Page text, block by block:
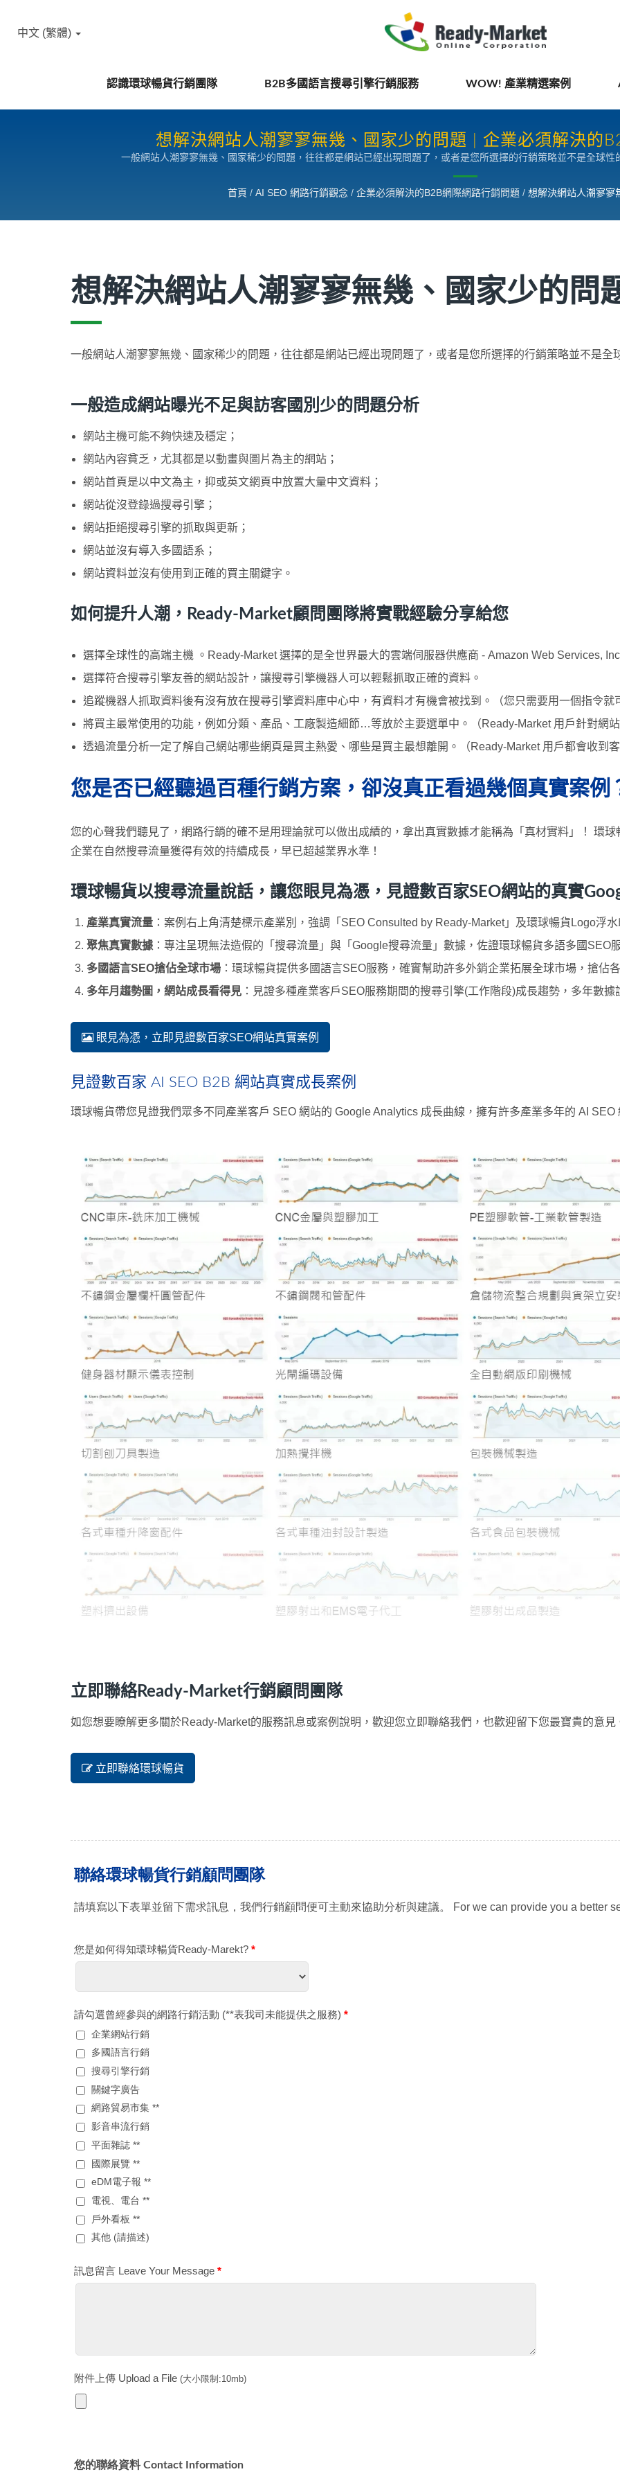
認識環球暢貨行銷團隊 B2B多國語言搜尋引擎行銷服務 WOW! 產業精選案例
中文 (繁體)
想解決網站人潮寥寥無幾、國家少的問題 | 企業必須解決的
一般網站人潮寥寥無幾、國家稀少的問題，往往都是網站已經出現問題了，或者是您所選擇的行銷策略並不是全球
首頁 / AI SEO 網路行銷觀念 / 企業必須解決的B2B網際網路行銷問題 / 想解決網站人潮寥寥
想解決網站人潮寥寥無幾、國家少的問
一般網站人潮寥寥無幾、國家稀少的問題，往往都是網站已經出現問題了，或者是您所選擇的行銷策略並不是
一般造成網站曝光不足與訪客國別少的問題分析
網站主機可能不夠快速及穩定；
網站內容貧乏，尤其都是以動畫與圖片為主的網站；
網站首頁是以中文為主，抑或英文網頁中放置大量中文資料；
網站從沒登錄過搜尋引擎；
網站拒絕搜尋引擎的抓取與更新；
網站並沒有導入多國語系；
網站資料並沒有使用到正確的買主關鍵字。
如何提升人潮，Ready-Market顧問團隊將實戰經驗分享給您
選擇全球性的高端主機 。Ready-Market 選擇的是全世界最大的雲端伺服器供應商 - Amazon Web Services,
選擇符合搜尋引擎友善的網站設計，讓搜尋引擎機器人可以輕鬆抓取正確的資料。
追蹤機器人抓取資料後有沒有放在搜尋引擎資料庫中心中，有資料才有機會被找到。（您只需要用一個指令就
將買主最常使用的功能，例如分類、產品、工廠製造細節…等放於主要選單中。（Ready-Market 用戶針對網
透過流量分析一定了解自己網站哪些網頁是買主熱愛、哪些是買主最想離開。（Ready-Market 用戶都會收到
您是否已經聽過百種行銷方案，卻沒真正看過幾個真實案例
您的心聲我們聽見了，網路行銷的確不是用理論就可以做出成績的，拿出真實數據才能稱為「真材實料」！ 環
企業在自然搜尋流量獲得有效的持續成長，早已超越業界水準！
環球暢貨以搜尋流量說話，讓您眼見為憑，見證數百家SEO網站的真實
產業真實流量 ：案例右上角清楚標示產業別，強調「SEO Consulted by Ready-Market」及環球暢貨Logo浮
聚焦真實數據 ：專注呈現無法造假的「搜尋流量」與「Google搜尋流量」數據，佐證環球暢貨多語多國SEO
多國語言SEO搶佔全球市場 ：環球暢貨提供多國語言SEO服務，確實幫助許多外銷企業拓展全球市場，搶佔
多年月趨勢圖，網站成長看得見 ：見證多種產業客戶SEO服務期間的搜尋引擎(工作階段)成長趨勢，多年數
眼見為憑，立即見證數百家SEO網站真實案例
見證數百家 AI SEO B2B 網站真實成長案例
環球暢貨帶您見證我們眾多不同產業客戶 SEO 網站的 Google Analytics 成長曲線，擁有許多產業多年的 AI
立即聯絡Ready-Market行銷顧問團隊
如您想要瞭解更多關於Ready-Market的服務訊息或案例說明，歡迎您立即聯絡我們，也歡迎留下您最寶貴的意見
立即聯絡環球暢貨